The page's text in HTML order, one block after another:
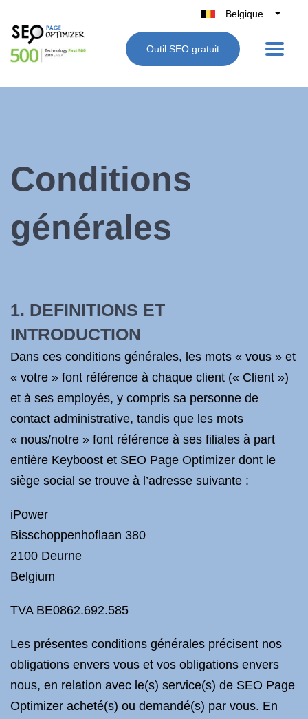
Belgique
België
Nederland
Outil SEO gratuit
Conditions
générales
1. DEFINITIONS ET
INTRODUCTION
Dans ces conditions générales, les mots « vous » et
« votre » font référence à chaque client (« Client »)
et à ses employés, y compris sa personne de
contact administrative, tandis que les mots
« nous/notre » font référence à ses filiales à part
entière Keyboost et SEO Page Optimizer dont le
siège social se trouve à l’adresse suivante :
iPower
Bisschoppenhoflaan 380
2100 Deurne
Belgium
TVA BE0862.692.585
Les présentes conditions générales précisent nos
obligations envers vous et vos obligations envers
nous, en relation avec le(s) service(s) de SEO Page
Optimizer acheté(s) ou demandé(s) par vous. En